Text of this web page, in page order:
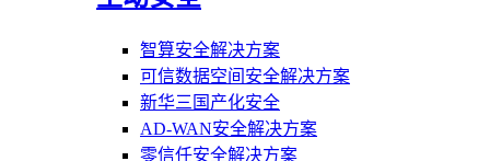
智算安全解决方案
可信数据空间安全解决方案
新华三国产化安全
AD-WAN安全解决方案
零信任安全解决方案